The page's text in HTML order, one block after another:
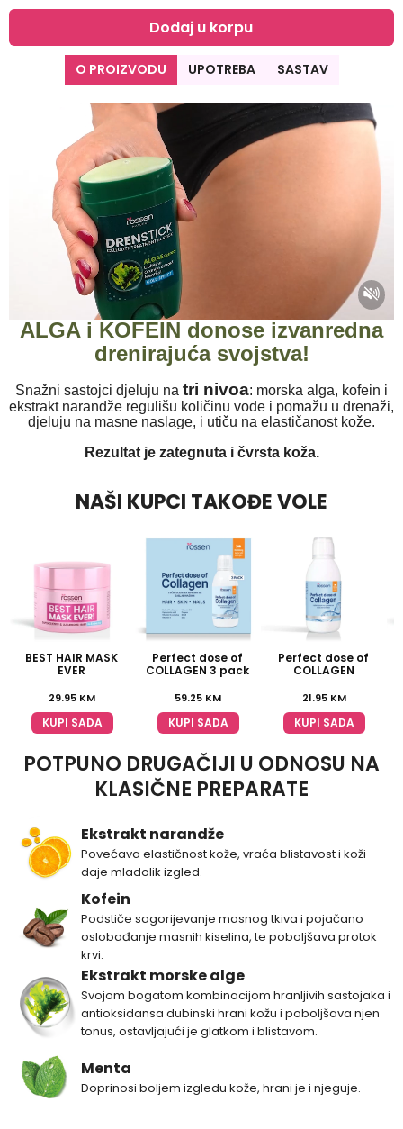
Dodaj u korpu
O PROIZVODU UPOTREBA SASTAV
ALGA i KOFEIN donose izvanredna
drenirajuća svojstva!
Snažni sastojci djeluju na tri nivoa: morska alga, kofein i
ekstrakt narandže regulišu količinu vode i pomažu u drenaži,
djeluju na masne naslage, i utiču na elastičanost kože.
Rezultat je zategnuta i čvrsta koža.
NAŠI KUPCI TAKOĐE VOLE
BEST HAIR MASK
EVER
29.95 KM
KUPI SADA
Perfect dose of
COLLAGEN 3 pack
59.25 KM
KUPI SADA
Perfect dose of
COLLAGEN
21.95 KM
KUPI SADA
POTPUNO DRUGAČIJI U ODNOSU NA
KLASIČNE PREPARATE
Ekstrakt narandže
Povećava elastičnost kože, vraća blistavost i koži
daje mladolik izgled.
Kofein
Podstiče sagorijevanje masnog tkiva i pojačano
oslobađanje masnih kiselina, te poboljšava protok
krvi.
Ekstrakt morske alge
Svojom bogatom kombinacijom hranljivih sastojaka i
antioksidansa dubinski hrani kožu i poboljšava njen
tonus, ostavljajući je glatkom i blistavom.
Menta
Doprinosi boljem izgledu kože, hrani je i njeguje.